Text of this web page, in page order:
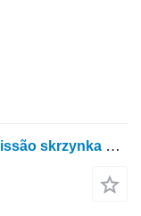
Outra peça sobressalente da transmissão skrzynka obudowa osi RE587130 para trator de rodas John Deere 8245R 8270R 8295R 8320R 8335R 8345R 8370R 8400R